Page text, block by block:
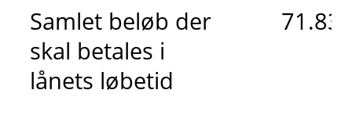
Samlet beløb der
skal betales i
lånets løbetid